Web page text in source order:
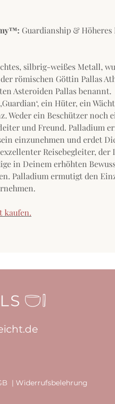
Guardianship & Höheres
silbrig-weißes Metall,
römischen Göttin Pallas
Asteroiden Pallas benannt.
ein Hüter, ein
Weder ein Beschützer noch
und Freund. Palladium
einzunehmen und erdet
Reisebegleiter, der
in Deinem erhöhten
Palladium ermutigt den
kaufen.
| Widerrufsbelehrung